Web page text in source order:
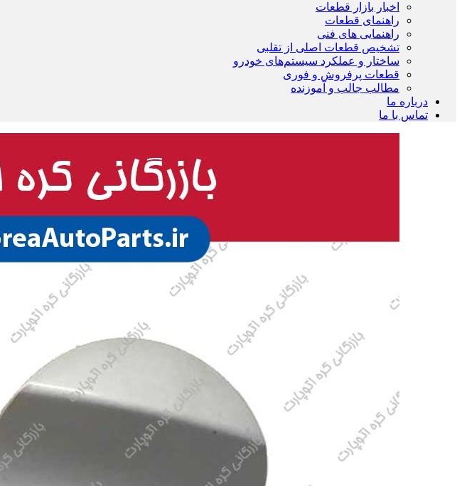
اخبار بازار قطعات
راهنمای قطعات
راهنمایی های فنی
تشخیص قطعات اصلی از تقلبی
ساختار و عملکرد سیستم‌های خودرو
قطعات پرفروش و فوری
مطالب جالب و آموزنده
درباره ما
تماس با ما